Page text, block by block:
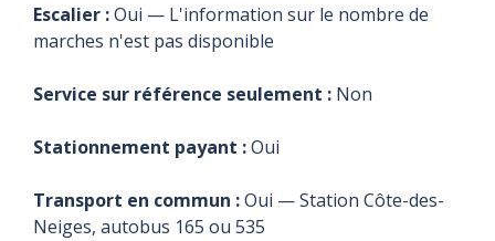
Escalier :Oui — L'information sur le nombre de
marches n'est pas disponible
Service sur référence seulement : Non
Stationnement payant :Oui
Transport en commun :Oui — Station Côte-des-
Neiges, autobus 165 ou 535